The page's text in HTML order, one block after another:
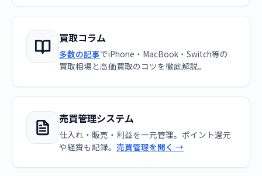
買取コラム
多数の記事でiPhone・MacBook・Switch等の
買取相場と高価買取のコツを徹底解説。
売買管理システム
仕入れ・販売・利益を一元管理。ポイント還元
や経費も記録。 売買管理を開く →